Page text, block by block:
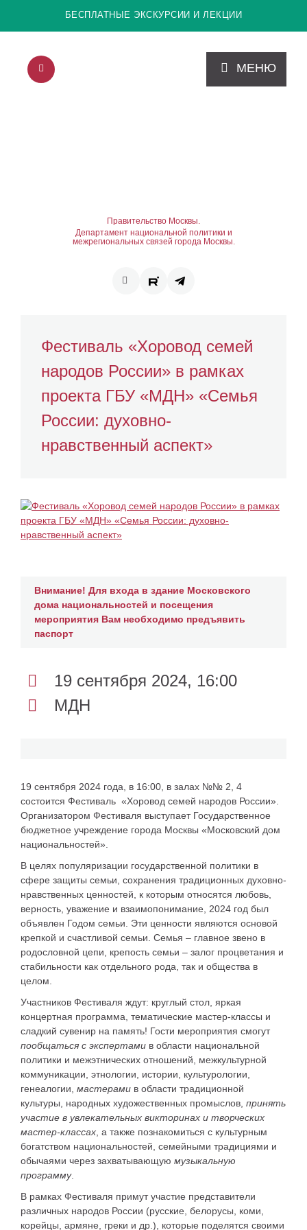
БЕСПЛАТНЫЕ ЭКСКУРСИИ И ЛЕКЦИИ
МЕНЮ
Правительство Москвы.
Департамент национальной политики и
межрегиональных связей города Москвы.
Фестиваль «Хоровод семей
народов России» в рамках
проекта ГБУ «МДН» «Семья
России: духовно-
нравственный аспект»
Внимание! Для входа в здание Московского
дома национальностей и посещения
мероприятия Вам необходимо предъявить
паспорт
19 сентября 2024, 16:00
МДН
19 сентября 2024 года, в 16:00, в залах №№ 2, 4
состоится Фестиваль «Хоровод семей народов России».
Организатором Фестиваля выступает Государственное
бюджетное учреждение города Москвы «Московский дом
национальностей».
В целях популяризации государственной политики в
сфере защиты семьи, сохранения традиционных духовно-
нравственных ценностей, к которым относятся любовь,
верность, уважение и взаимопонимание, 2024 год был
объявлен Годом семьи . Эти ценности являются основой
крепкой и счастливой семьи. Семья – главное звено в
родословной цепи, крепость семьи – залог процветания и
стабильности как отдельного рода, так и общества в
целом.
Участников Фестиваля ждут: круглый стол, яркая
концертная программа, тематические мастер-классы и
сладкий сувенир на память! Гости мероприятия смогут
пообщаться с экспертами в области национальной
политики и межэтнических отношений, межкультурной
коммуникации, этнологии, истории, культурологии,
генеалогии, мастерами в области традиционной
культуры, народных художественных промыслов, принять
участие в увлекательных викторинах и творческих
мастер-классах , а также познакомиться с культурным
богатством национальностей, семейными традициями и
обычаями через захватывающую музыкальную
программу.
В рамках Фестиваля примут участие представители
различных народов России (русские, белорусы, коми,
корейцы, армяне, греки и др.), которые поделятся своими